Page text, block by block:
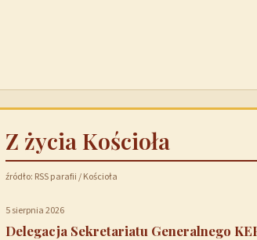
Z życia Kościoła
źródło: RSS parafii / Kościoła
5 sierpnia 2026
Delegacja Sekretariatu Generalnego